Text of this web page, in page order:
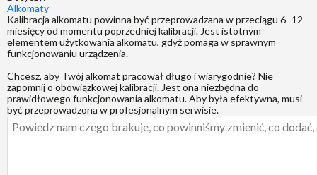
Alkomaty
Kalibracja alkomatu powinna być przeprowadzana w przeciągu 6–12
miesięcy od momentu poprzedniej kalibracji. Jest istotnym
elementem użytkowania alkomatu, gdyż pomaga w sprawnym
funkcjonowaniu urządzenia.
Chcesz, aby Twój alkomat pracował długo i wiarygodnie? Nie
zapomnij o obowiązkowej kalibracji. Jest ona niezbędna do
prawidłowego funkcjonowania alkomatu. Aby była efektywna, musi
być przeprowadzona w profesjonalnym serwisie.